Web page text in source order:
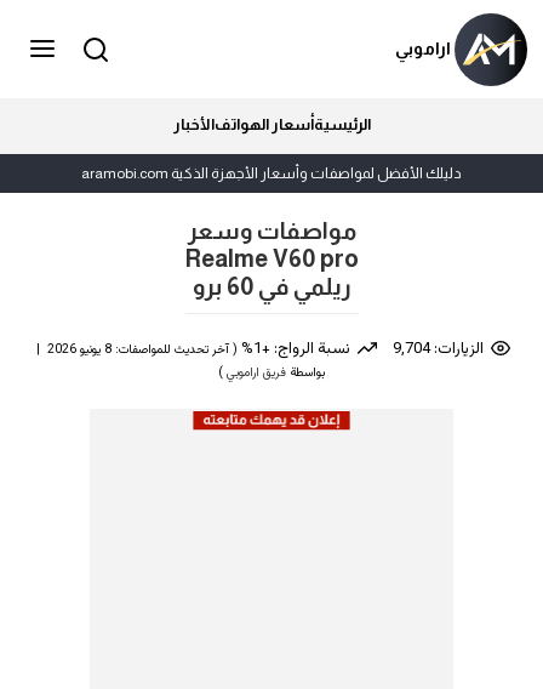
اراموبي
الرئيسيةأسعار الهواتفالأخبار
دليلك الأفضل لمواصفات وأسعار الأجهزة الذكية aramobi.com
مواصفات وسعر
Realme V60 pro
ريلمي في 60 برو
الزيارات: 9,704 نسبة الرواج: +1%
( آخر تحديث للمواصفات: 8 يونيو 2026 |
بواسطة فريق اراموبي)